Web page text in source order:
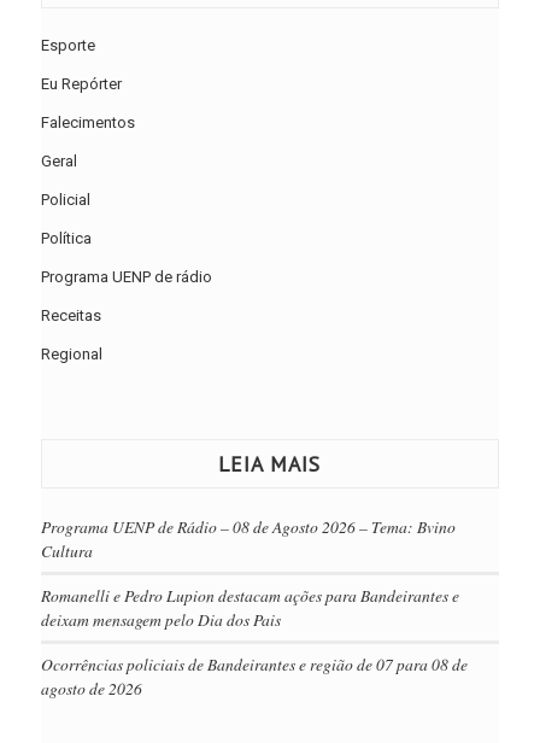
Esporte
Eu Repórter
Falecimentos
Geral
Policial
Política
Programa UENP de rádio
Receitas
Regional
LEIA MAIS
Programa UENP de Rádio – 08 de Agosto 2026 – Tema: Bvino
Cultura
Romanelli e Pedro Lupion destacam ações para Bandeirantes e
deixam mensagem pelo Dia dos Pais
Ocorrências policiais de Bandeirantes e região de 07 para 08 de
agosto de 2026